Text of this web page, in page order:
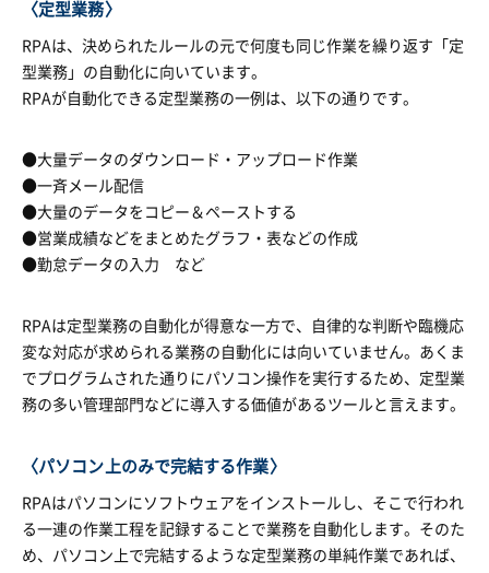
〈定型業務〉
RPAは、決められたルールの元で何度も同じ作業を繰り返す「定
型業務」の自動化に向いています。
RPAが自動化できる定型業務の一例は、以下の通りです。
●大量データのダウンロード・アップロード作業
●一斉メール配信
●大量のデータをコピー＆ペーストする
●営業成績などをまとめたグラフ・表などの作成
●勤怠データの入力 など
RPAは定型業務の自動化が得意な一方で、自律的な判断や臨機応
変な対応が求められる業務の自動化には向いていません。あくま
でプログラムされた通りにパソコン操作を実行するため、定型業
務の多い管理部門などに導入する価値があるツールと言えます。
〈パソコン上のみで完結する作業〉
RPAはパソコンにソフトウェアをインストールし、そこで行われ
る一連の作業工程を記録することで業務を自動化します。そのた
め、パソコン上で完結するような定型業務の単純作業であれば、